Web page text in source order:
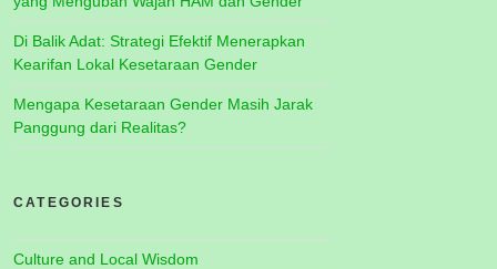
Di Balik Adat: Strategi Efektif Menerapkan
Kearifan Lokal Kesetaraan Gender
Mengapa Kesetaraan Gender Masih Jarak
Panggung dari Realitas?
CATEGORIES
Culture and Local Wisdom